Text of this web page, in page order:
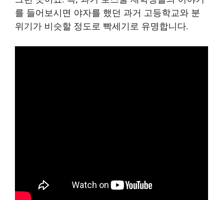
를 들어보시면 야자를 했던 과거 고등학교와 분
위기가 비슷할 정도로 빡세기로 유명합니다.